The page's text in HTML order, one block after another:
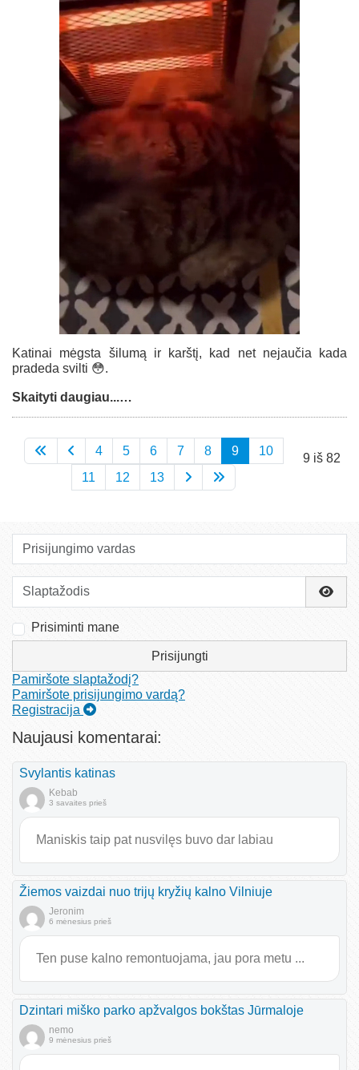
Katinai mėgsta šilumą ir karštį, kad net nejaučia kada
pradeda svilti 😳.
Skaityti daugiau...…
9 iš 82
4 5 6 7 8 9
10
11
12 13
Prisijungimo vardas
Slaptažodis
Prisiminti mane
Prisijungti
Pamiršote slaptažodį?
Pamiršote prisijungimo vardą?
Registracija
Naujausi komentarai:
Svylantis katinas
Kebab
3 savaites prieš
Maniskis taip pat nusvilęs buvo dar labiau
Žiemos vaizdai nuo trijų kryžių kalno Vilniuje
Jeronim
6 mėnesius prieš
Ten puse kalno remontuojama, jau pora metu ...
Dzintari miško parko apžvalgos bokštas Jūrmaloje
nemo
9 mėnesius prieš